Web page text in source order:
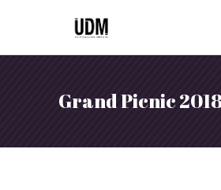
Grand Picnic